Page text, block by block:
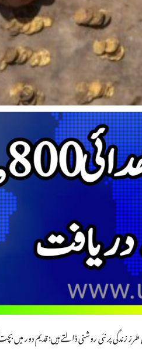
زندگی پر نئی روشنی ڈالتے ہیں؛ قدیم دور